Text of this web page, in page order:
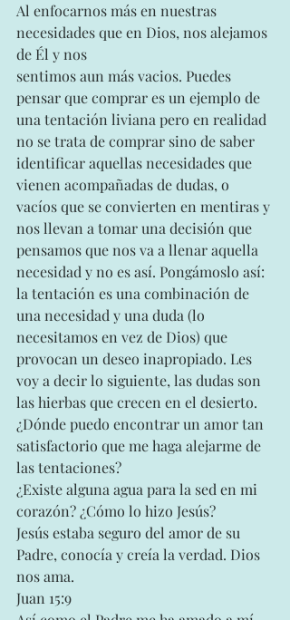
Al enfocarnos más en nuestras
necesidades que en Dios, nos alejamos
de Él y nos
sentimos aun más vacios. Puedes
pensar que comprar es un ejemplo de
una tentación liviana pero en realidad
no se trata de comprar sino de saber
identificar aquellas necesidades que
vienen acompañadas de dudas, o
vacíos que se convierten en mentiras y
nos llevan a tomar una decisión que
pensamos que nos va a llenar aquella
necesidad y no es así. Pongámoslo así:
la tentación es una combinación de
una necesidad y una duda (lo
necesitamos en vez de Dios) que
provocan un deseo inapropiado. Les
voy a decir lo siguiente, las dudas son
las hierbas que crecen en el desierto.
¿Dónde puedo encontrar un amor tan
satisfactorio que me haga alejarme de
las tentaciones?
¿Existe alguna agua para la sed en mi
corazón? ¿Cómo lo hizo Jesús?
Jesús estaba seguro del amor de su
Padre, conocía y creía la verdad. Dios
nos ama.
Juan 15:9